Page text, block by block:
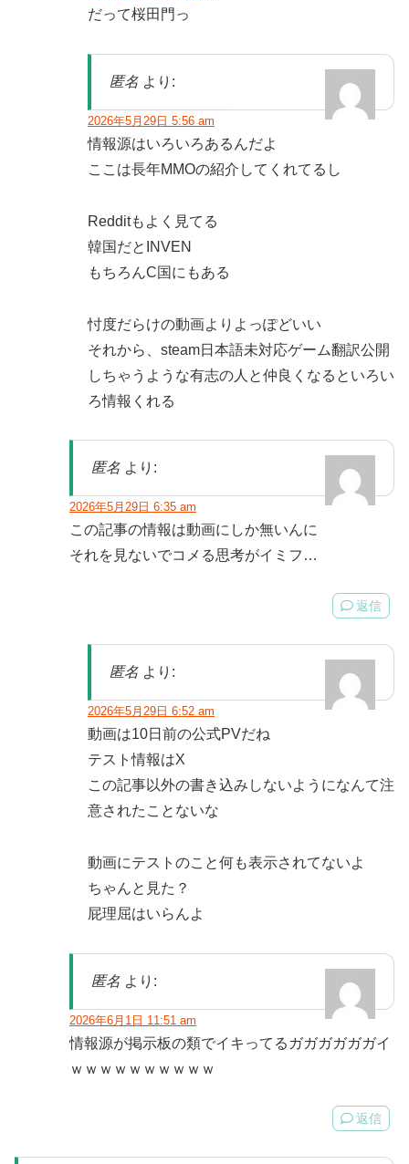
だって桜田門っ
匿名 より:
2026年5月29日 5:56 am
情報源はいろいろあるんだよ
ここは長年MMOの紹介してくれてるし
Redditもよく見てる
韓国だとINVEN
もちろんC国にもある
忖度だらけの動画よりよっぽどいい
それから、steam日本語未対応ゲーム翻訳公開
しちゃうような有志の人と仲良くなるといろい
ろ情報くれる
匿名 より:
2026年5月29日 6:35 am
この記事の情報は動画にしか無いんに
それを見ないでコメる思考がイミフ…
返信
匿名 より:
2026年5月29日 6:52 am
動画は10日前の公式PVだね
テスト情報はX
この記事以外の書き込みしないようになんて注
意されたことないな
動画にテストのこと何も表示されてないよ
ちゃんと見た？
屁理屈はいらんよ
匿名 より:
2026年6月1日 11:51 am
情報源が掲示板の類でイキってるガガガガガガイ
ｗｗｗｗｗｗｗｗｗｗ
返信